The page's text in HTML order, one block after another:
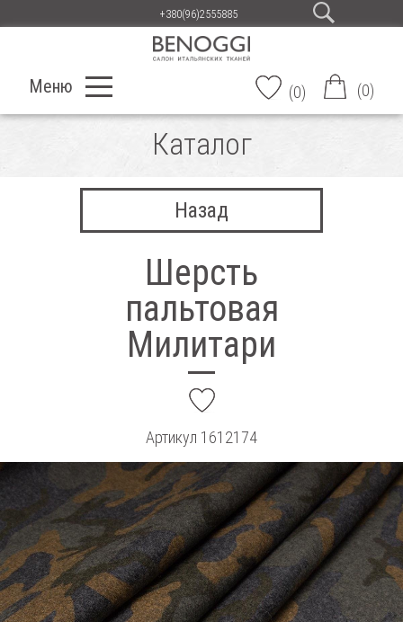
+380(96)2555885
Меню (0) (0)
Каталог
Назад
Шерсть
пальтовая
Милитари
Артикул 1612174